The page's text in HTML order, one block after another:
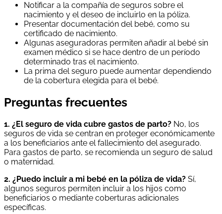
Notificar a la compañía de seguros sobre el
nacimiento y el deseo de incluirlo en la póliza.
Presentar documentación del bebé, como su
certificado de nacimiento.
Algunas aseguradoras permiten añadir al bebé sin
examen médico si se hace dentro de un período
determinado tras el nacimiento.
La prima del seguro puede aumentar dependiendo
de la cobertura elegida para el bebé.
Preguntas frecuentes
1. ¿El seguro de vida cubre gastos de parto? No, los
seguros de vida se centran en proteger económicamente
a los beneficiarios ante el fallecimiento del asegurado.
Para gastos de parto, se recomienda un seguro de salud
o maternidad.
2. ¿Puedo incluir a mi bebé en la póliza de vida? Sí,
algunos seguros permiten incluir a los hijos como
beneficiarios o mediante coberturas adicionales
específicas.